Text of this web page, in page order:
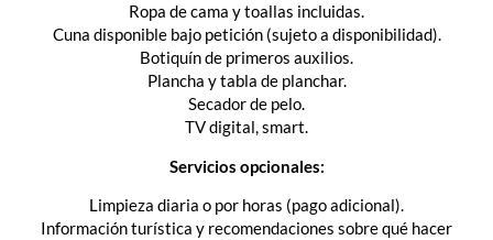
Ropa de cama y toallas incluidas.
Cuna disponible bajo petición (sujeto a disponibilidad).
Botiquín de primeros auxilios.
Plancha y tabla de planchar.
Secador de pelo.
TV digital, smart.
Servicios opcionales:
Limpieza diaria o por horas (pago adicional).
Información turística y recomendaciones sobre qué hacer